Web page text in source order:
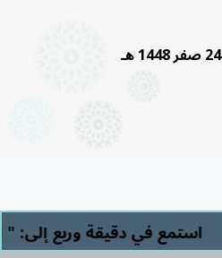
24 صفر 1448 هـ
استمع في دقيقة وربع إلى: "